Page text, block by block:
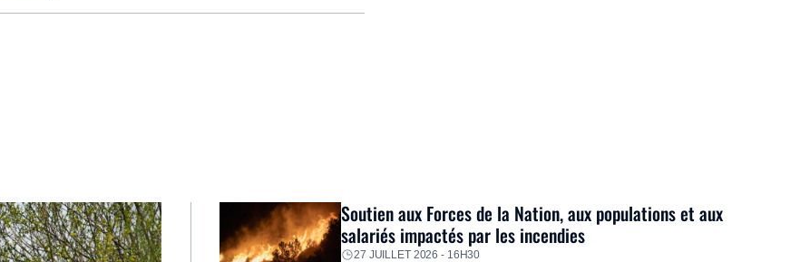
Soutien aux Forces de la Nation, aux populations et aux
salariés impactés par les incendies
27 JUILLET 2026 - 16H30